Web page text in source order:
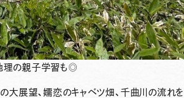
理の親子学習も◎
大展望、嬬恋のキャベツ畑、千曲川の流れ